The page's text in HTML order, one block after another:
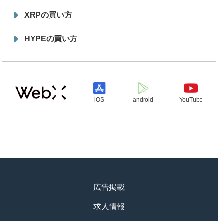
XRPの買い方
HYPEの買い方
iOS android YouTube
広告掲載
求人情報